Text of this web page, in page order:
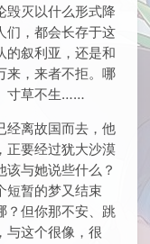
毁灭以什么形式降
们，都会长存于这
的叙利亚，还是和
来，来者不拒。哪
寸草不生……
经离故国而去，他
正要经过犹大沙漠
与她说些什么？
短暂的梦又结束
？但你那不安、跳
与这个很像，很